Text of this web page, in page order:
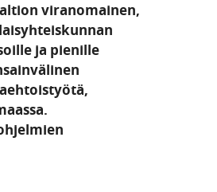
viranomainen,
ja pienille